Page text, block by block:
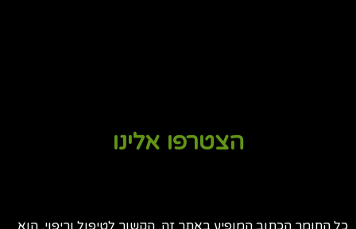
הצטרפו אלינו